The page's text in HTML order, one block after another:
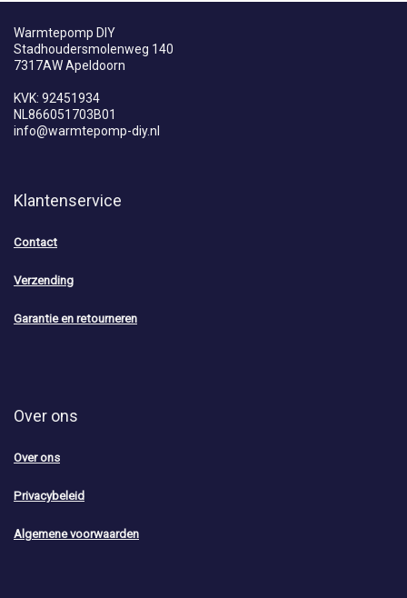
Warmtepomp DIY
Stadhoudersmolenweg 140
7317AW Apeldoorn
KVK: 92451934
NL866051703B01
info@warmtepomp-diy.nl
Klantenservice
Contact
Verzending
Garantie en retourneren
Over ons
Over ons
Privacybeleid
Algemene voorwaarden